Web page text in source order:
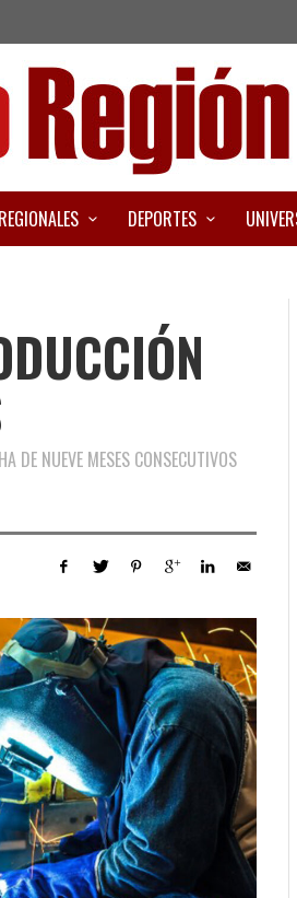
REGIONALES DEPORTES
DE NUEVE MESES CONSECUTIVOS